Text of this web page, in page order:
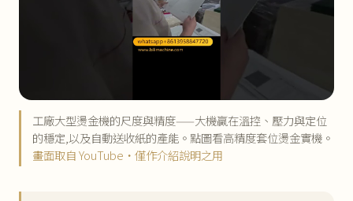
工廠大型燙金機的尺度與精度——大機贏在溫控、壓力與定位
的穩定,以及自動送收紙的產能。點圖看高精度套位燙金實機。
畫面取自 YouTube・僅作介紹說明之用